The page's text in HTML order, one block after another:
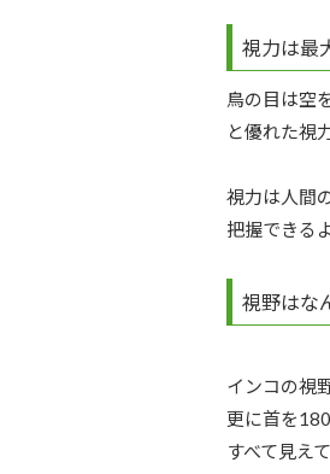
視力は最
鳥の目は空
と優れた視
視力は人間
把握できる
視野はな
インコの視
更に首を
すべて見え